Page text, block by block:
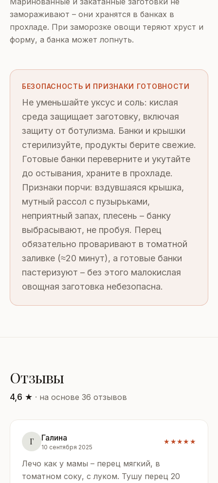
замораживают – они хранятся в банках в
прохладе. При заморозке овощи теряют хруст и
форму, а банка может лопнуть.
БЕЗОПАСНОСТЬ И ПРИЗНАКИ ГОТОВНОСТИ
Не уменьшайте уксус и соль: кислая
среда защищает заготовку, включая
защиту от ботулизма. Банки и крышки
стерилизуйте, продукты берите свежие.
Готовые банки переверните и укутайте
до остывания, храните в прохладе.
Признаки порчи: вздувшаяся крышка,
мутный рассол с пузырьками,
неприятный запах, плесень – банку
выбрасывают, не пробуя. Перец
обязательно проваривают в томатной
заливке (≈20 минут), а готовые банки
пастеризуют – без этого малокислая
овощная заготовка небезопасна.
Отзывы
4,6 ★ · на основе 36 отзывов
Г Галина
10 сентября 2025
★★★★★
Лечо как у мамы – перец мягкий, в
томатном соку, с луком. Тушу перец 20